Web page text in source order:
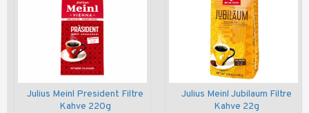
Julius Meinl President Filtre
Kahve 220g
Julius Meinl Jubilaum Filtre
Kahve 22g